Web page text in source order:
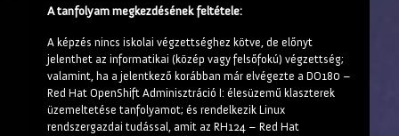
A tanfolyam megkezdésének feltétele:
A képzés nincs iskolai végzettséghez kötve, de előnyt
jelenthet az informatikai (közép vagy felsőfokú) végzettség;
valamint, ha a jelentkező korábban már elvégezte a DO180 –
Red Hat OpenShift Adminisztráció I: élesüzemű klaszterek
üzemeltetése tanfolyamot; és rendelkezik Linux
rendszergazdai tudással, amit az RH124 – Red Hat